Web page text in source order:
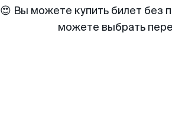
😍 Вы можете купить билет без
можете выбрать